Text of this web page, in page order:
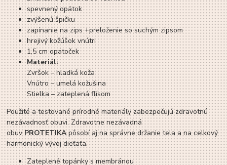
spevnený opätok
zvýšenú špičku
zapínanie na zips +preloženie so suchým zipsom
hrejivý kožúšok vnútri
1,5 cm opätoček
Materiál:
Zvršok – hladká koža
Vnútro – umelá kožušina
Stielka – zateplená flísom
Použité a testované prírodné materiály zabezpečujú zdravotnú
nezávadnosť obuvi. Zdravotne nezávadná
obuvPROTETIKApôsobí aj na správne držanie tela a na celkový
harmonický vývoj dieťaťa.
Zateplené topánky s membránou